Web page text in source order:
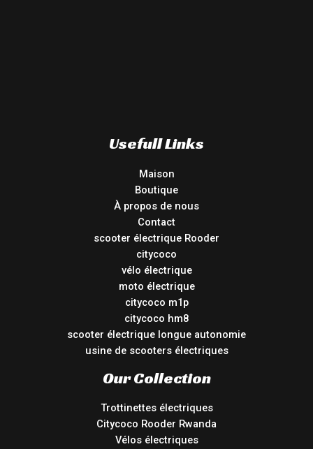
Usefull Links
Maison
Boutique
À propos de nous
Contact
scooter électrique Rooder
citycoco
vélo électrique
moto électrique
citycoco m1p
citycoco hm8
scooter électrique longue autonomie
usine de scooters électriques
Our Collection
Trottinettes électriques
Citycoco Rooder Rwanda
Vélos électriques